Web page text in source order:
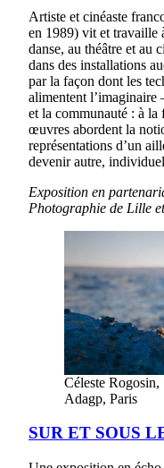
Artiste et cinéaste
en 1989) vit et travaille
danse, au théâtre et au
dans des installations
par la façon dont les
alimentent
et la communauté : à la
œuvres abordent la
représentations d’un
devenir autre,
Exposition en
Photographie de Lille
Céleste Rogosin,
Adagp, Paris
SUR ET SOUS